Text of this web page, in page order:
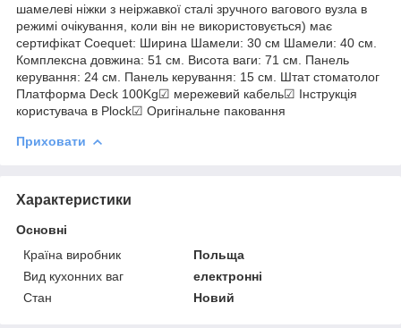
шамелеві ніжки з неіржавкої сталі зручного вагового вузла в
режимі очікування, коли він не використовується) має
сертифікат Coequet: Ширина Шамели: 30 см Шамели: 40 см.
Комплексна довжина: 51 см. Висота ваги: 71 см. Панель
керування: 24 см. Панель керування: 15 см. Штат стоматолог
Платформа Deck 100Kg☑ мережевий кабель☑ Інструкція
користувача в Plock☑ Оригінальне паковання
Приховати
Характеристики
Основні
Країна виробник
Польща
Вид кухонних ваг
електронні
Стан
Новий